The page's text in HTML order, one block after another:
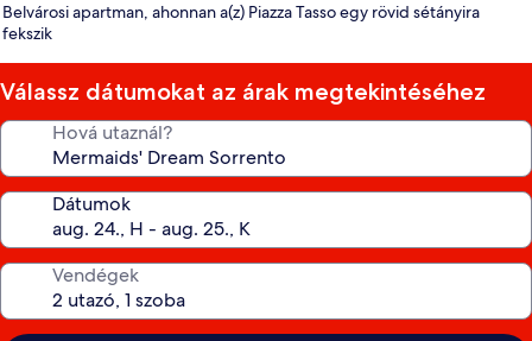
Belvárosi apartman, ahonnan a(z) Piazza Tasso egy rövid sétányira
fekszik
Válassz dátumokat az árak megtekintéséhez
Hová utaznál?
Dátumok
Vendégek